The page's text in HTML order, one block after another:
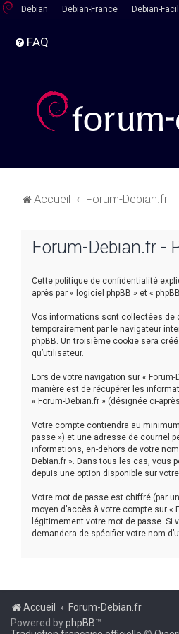
Debian Debian-France Debian-
FAQ
Accueil Forum-Debian.fr
Forum-Debian.fr -
Cette politique de confidentialité
après par « logiciel phpBB » et «
Vos informations sont collectées de
temporairement par le navigateur
phpBB. Un troisième cookie sera
qu’utilisateur.
Lors de votre navigation sur «
manière est de récupérer les
« Forum-Debian.fr » (désignée ci-
Votre compte contiendra au
passe ») et une adresse de courriel
informations, en-dehors de votre
Debian.fr ». Dans tous les cas, vous
depuis une option disponible sur
Votre mot de passe est chiffré (par
moyen d’accès à votre compte sur «
légitimement votre mot de passe. Si
demandera de spécifier votre nom
Accueil Forum-Debian.fr
Powered byphpBB™